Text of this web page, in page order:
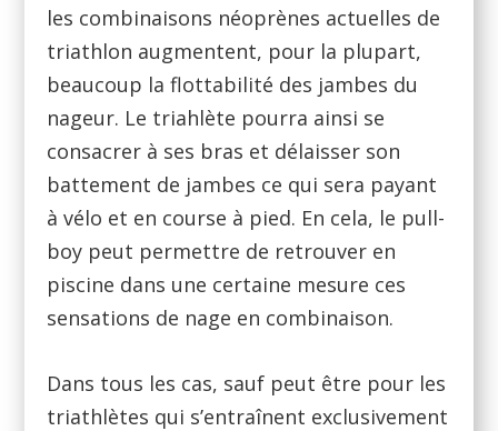
les combinaisons néoprènes actuelles de
triathlon augmentent, pour la plupart,
beaucoup la flottabilité des jambes du
nageur. Le triahlète pourra ainsi se
consacrer à ses bras et délaisser son
battement de jambes ce qui sera payant
à vélo et en course à pied. En cela, le pull-
boy peut permettre de retrouver en
piscine dans une certaine mesure ces
sensations de nage en combinaison.
Dans tous les cas, sauf peut être pour les
triathlètes qui s’entraînent exclusivement